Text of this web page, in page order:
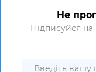
Не
Підписуйся на